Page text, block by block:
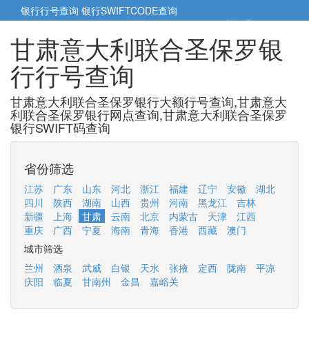
银行行号查询 银行SWIFTCODE查询
5cm小帮手5cm.cn
甘肃意大利联合圣保罗银
行行号查询
甘肃意大利联合圣保罗银行大额行号查询,甘肃意大
利联合圣保罗银行网点查询,甘肃意大利联合圣保罗
银行SWIFT码查询
省份筛选
江苏 广东 山东 河北 浙江 福建 辽宁 安徽
湖北
四川
陕西 湖南 山西 贵州 河南 黑龙江
吉林
新疆
上海 甘肃 云南 北京 内蒙古 天津
江西
重庆
广西 宁夏 海南 青海 香港 西藏
澳门
城市筛选
兰州
酒泉 武威 白银 天水 张掖 定西 陇南
平凉
庆阳
临夏 甘南州 金昌 嘉峪关